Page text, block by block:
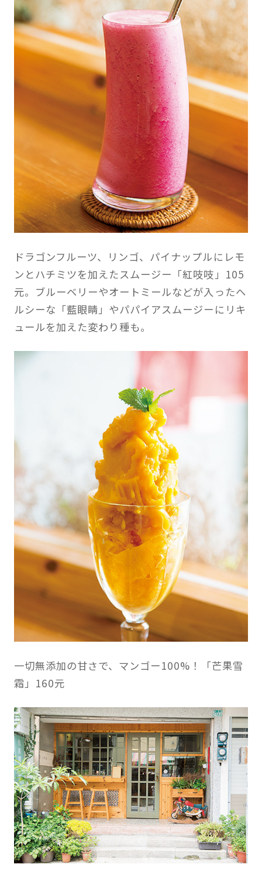
ドラゴンフルーツ、リンゴ、パイナップルにレモ
ンとハチミツを加えたスムージー「紅吱吱」105
元。ブルーベリーやオートミールなどが入ったヘ
ルシーな「藍眼睛」やパパイアスムージーにリキ
ュールを加えた変わり種も。
一切無添加の甘さで、マンゴー100%！「芒果雪
霜」160元